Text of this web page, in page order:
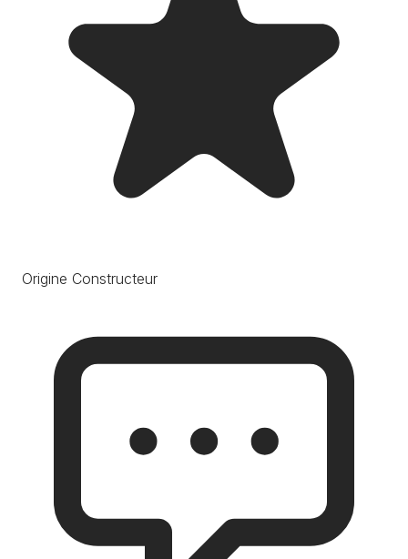
Origine Constructeur